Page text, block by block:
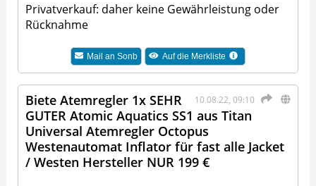
Privatverkauf: daher keine Gewährleistung oder
Rücknahme
Mail an Sonb Auf die Merkliste
10.08.22, 09:10
Biete Atemregler 1x SEHR
GUTER Atomic Aquatics SS1 aus Titan
Universal Atemregler Octopus
Westenautomat Inflator für fast alle Jacket
/ Westen Hersteller NUR 199 €